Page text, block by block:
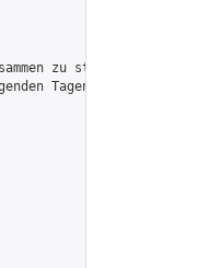
zu stellen.
Tagen die Erde